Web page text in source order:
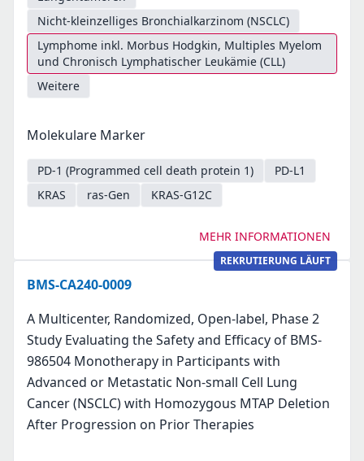
Nicht-kleinzelliges Bronchialkarzinom (NSCLC)
Lymphome inkl. Morbus Hodgkin, Multiples Myelom
und Chronisch Lymphatischer Leukämie (CLL)
Weitere
Molekulare Marker
PD-1 (Programmed cell death protein 1)
PD-L1
KRAS
ras-Gen KRAS-G12C
MEHR INFORMATIONEN
REKRUTIERUNG LÄUFT
BMS-CA240-0009
A Multicenter, Randomized, Open-label, Phase 2
Study Evaluating the Safety and Efficacy of BMS-
986504 Monotherapy in Participants with
Advanced or Metastatic Non-small Cell Lung
Cancer (NSCLC) with Homozygous MTAP Deletion
After Progression on Prior Therapies